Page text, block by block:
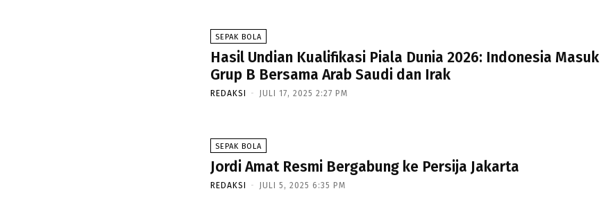
SEPAK BOLA
Hasil Undian Kualifikasi Piala Dunia 2026: Indonesia Masuk
Grup B Bersama Arab Saudi dan Irak
REDAKSI - JULI 17, 2025 2:27 PM
SEPAK BOLA
Jordi Amat Resmi Bergabung ke Persija Jakarta
REDAKSI - JULI 5, 2025 6:35 PM